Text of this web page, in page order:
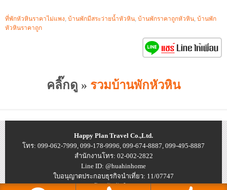
ที่พักหัวหินราคาไม่แพง, บ้านพักมีสระว่ายน้ำหัวหิน, บ้านพักราคาถูกหัวหิน, บ้านพัก
หัวหินราคาถูก
คลิ๊กดู » รวมบ้านพักหัวหิน
Happy Plan Travel Co.,Ltd.
โทร: 099-062-7999, 099-178-9996, 099-674-8887, 099-495-8887
สำนักงานโทร: 02-002-2822
Line ID: @huahinhome
ใบอนุญาตประกอบธุรกิจนำเที่ยว: 11/07747
© 2026บ้านพักหัวหิน ราคาถูก